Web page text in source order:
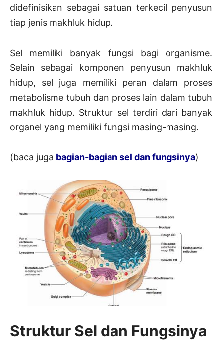
didefinisikan sebagai satuan terkecil penyusun
tiap jenis makhluk hidup.
Sel memiliki banyak fungsi bagi organisme.
Selain sebagai komponen penyusun makhluk
hidup, sel juga memiliki peran dalam proses
metabolisme tubuh dan proses lain dalam tubuh
makhluk hidup. Struktur sel terdiri dari banyak
organel yang memiliki fungsi masing-masing.
(baca juga bagian-bagian sel dan fungsinya)
Struktur Sel dan Fungsinya